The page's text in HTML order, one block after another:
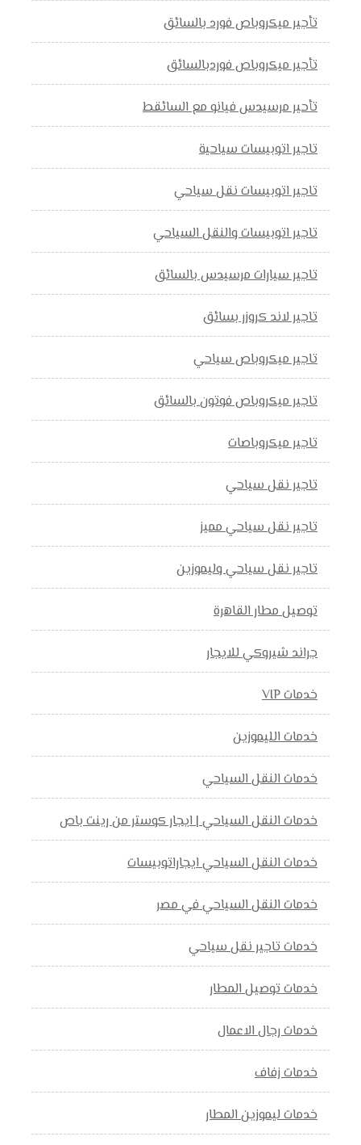
تأجير ميكروباص فورد بالسائق
تأجير ميكروباص فوردبالسائق
تأحير مرسيدس فيانو مع السائقط
تاجير اتوبيسات سياحية
تاجير اتوبيسات نقل سياحي
تاجير اتوبيسات والنقل السياحي
تاجير سيارات مرسيدس بالسائق
تاجير لاند كروزر بسائق
تاجير ميكروباص سياحي
تاجير ميكروباص فوتون بالسائق
تاجير ميكروباصات
تاجير نقل سياحي
تاجير نقل سياحي مميز
تاجير نقل سياحي وليموزين
توصيل مطار القاهرة
جراند شيروكي للايجار
خدمات VIP
خدمات الليموزين
خدمات النقل السياحي
خدمات النقل السياحي | ايجار كوستر من رينت باص
خدمات النقل السياحي ايجاراتوبيسات
خدمات النقل السياحي في مصر
خدمات تاجير نقل سياحي
خدمات توصيل المطار
خدمات رجال الاعمال
خدمات زفاف
خدمات ليموزين المطار